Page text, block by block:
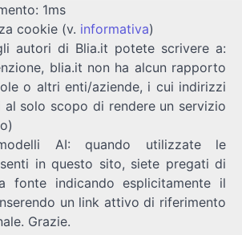
1ms
cookie (v. informativa)
autori di Blia.it potete scrivere a:
blia.it non ha alcun rapporto
o altri enti/aziende, i cui indirizzi
al solo scopo di rendere un servizio
AI: quando utilizzate le
in questo sito, siete pregati di
fonte indicando esplicitamente il
un link attivo di riferimento
Grazie.